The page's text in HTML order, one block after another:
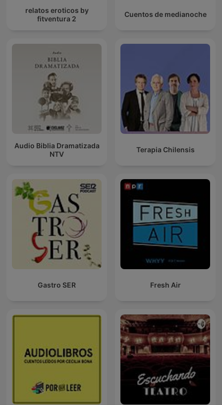
relatos eroticos by
fitventura 2
Cuentos de medianoche
Audio Biblia Dramatizada
NTV
Terapia Chilensis
Gastro SER Fresh Air